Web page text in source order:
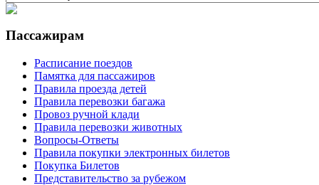
Пассажирам
Расписание поездов
Памятка для пассажиров
Правила проезда детей
Правила перевозки багажа
Провоз ручной клади
Правила перевозки животных
Вопросы-Ответы
Правила покупки электронных билетов
Покупка Билетов
Представительство за рубежом